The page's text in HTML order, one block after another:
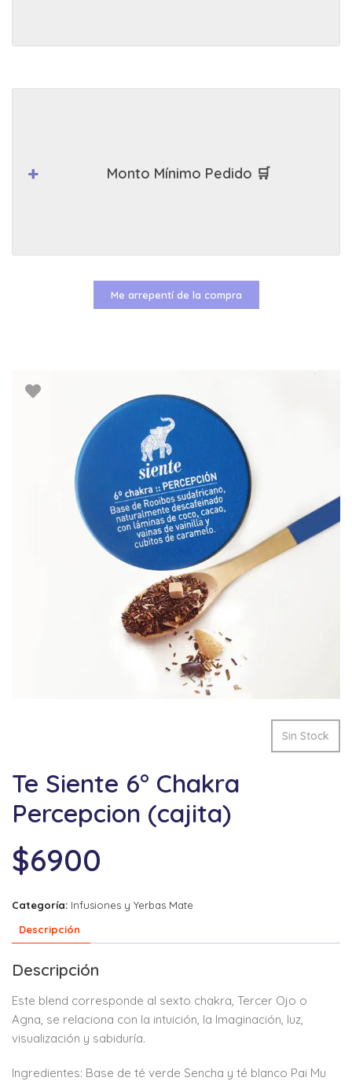
Sin Stock
Te Siente 6° Chakra
Percepcion (cajita)
$6900
Categoría: Infusiones y Yerbas Mate
Descripción
Descripción
Este blend corresponde al sexto chakra, Tercer Ojo o
Agna, se relaciona con la intuición, la Imaginación, luz,
visualización y sabiduría.
Ingredientes: Base de té verde Sencha y té blanco Pai Mu
Monto Mínimo Pedido 🛒
Me arrepentí de la compra